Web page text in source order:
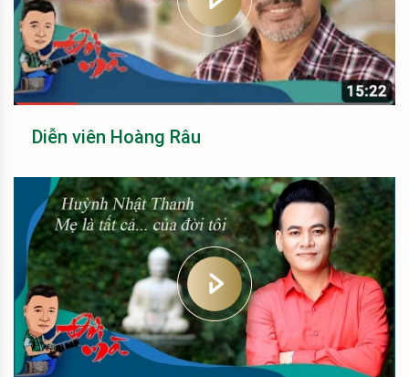
Diễn viên Hoàng Râu